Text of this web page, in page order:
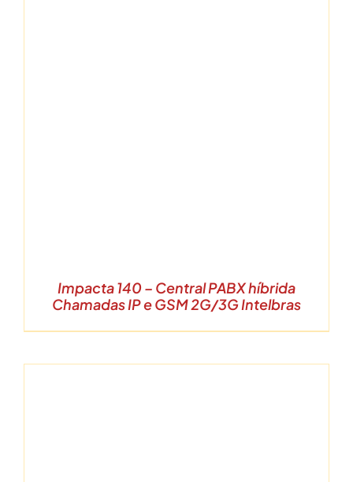
Impacta 140 – Central PABX híbrida
Chamadas IP e GSM 2G/3G Intelbras